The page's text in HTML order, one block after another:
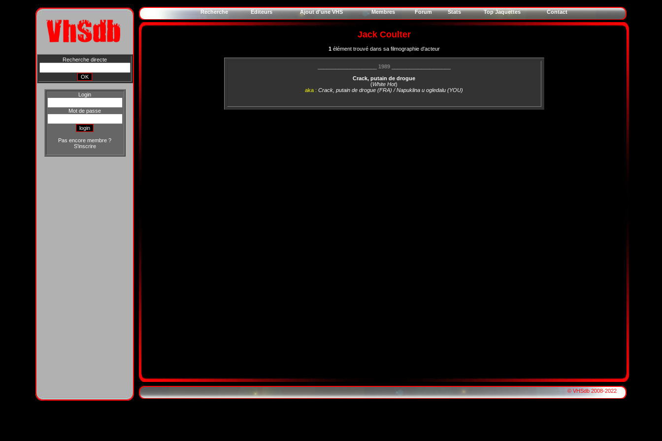
Recherche directe
Login
Mot de passe
Pas encore membre ?
S'inscrire
Recherche Editeurs Ajout d'une VHS Membres Forum Stats Top Jaquettes Contact
Jack Coulter
1élément trouvé dans sa filmographie d'acteur
1989____________________
Crack, putain de drogue
(White Hot)
aka : Crack, putain de drogue (FRA) / Napuklina u ogledalu (YOU)
© VHSdb 2008-2022